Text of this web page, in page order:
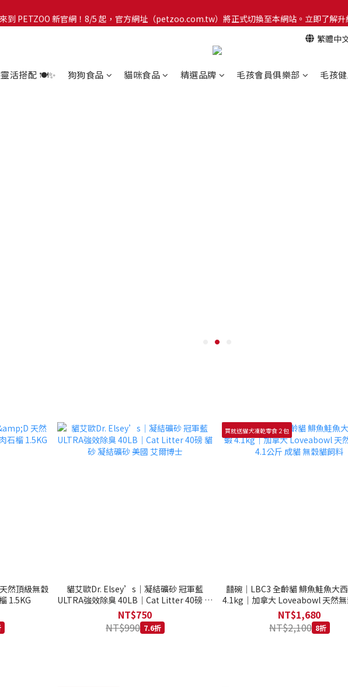
到 PETZOO 新官網！8/5 起，官方網址（petzoo.com.tw）將正式切換至本網站。立即了解升
到 PETZOO 新官網！8/5 起，官方網址（petzoo.com.tw）將正式切換至本網站。立即了解升
✨【新朋友見面禮】現在註冊即領 $100 購物金！全館滿 $1,500 享免運優
繁體中
活搭配 🍽️✨ 狗狗食品 貓咪食品 精選品牌 毛孩會員俱樂部 毛孩
然頂級無穀
榴 1.5KG
貓艾歐Dr. Elsey’s｜凝結礦砂 冠軍藍
ULTRA強效除臭 40LB｜Cat Litter 40磅 貓
砂 凝結礦砂 美國 艾爾博士
NT$750
NT$990 7.6折
買就送貓犬凍乾零食２包
囍碗｜LBC3 全齡貓 鯡魚鮭魚大
4.1kg｜加拿大 Loveabowl 天然無
公斤 成貓 無穀貓飼料
NT$1,680
NT$2,100 8折